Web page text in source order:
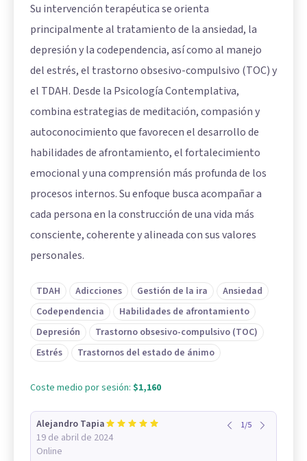
Su intervención terapéutica se orienta
principalmente al tratamiento de la ansiedad, la
depresión y la codependencia, así como al manejo
del estrés, el trastorno obsesivo-compulsivo (TOC) y
el TDAH. Desde la Psicología Contemplativa,
combina estrategias de meditación, compasión y
autoconocimiento que favorecen el desarrollo de
habilidades de afrontamiento, el fortalecimiento
emocional y una comprensión más profunda de los
procesos internos. Su enfoque busca acompañar a
cada persona en la construcción de una vida más
consciente, coherente y alineada con sus valores
personales.
TDAH Adicciones Gestión de la ira
Ansiedad
Codependencia
Habilidades de afrontamiento
Depresión
Trastorno obsesivo-compulsivo (TOC)
Estrés
Trastornos del estado de ánimo
Coste medio por sesión: $1,160
Alejandro Tapia
19 de abril de 2024
Online
1/5